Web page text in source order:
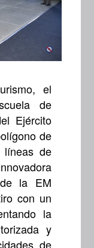
el
de
Ejército
de
líneas de
la EM
con un
la
y
de